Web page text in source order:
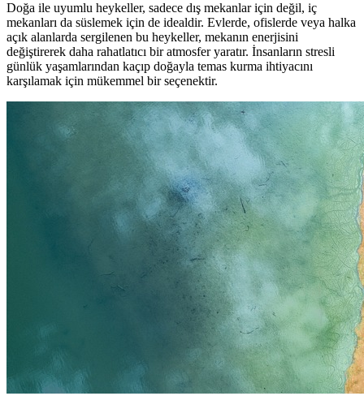
Doğa ile uyumlu heykeller, sadece dış mekanlar için değil, iç
mekanları da süslemek için de idealdir. Evlerde, ofislerde veya halka
açık alanlarda sergilenen bu heykeller, mekanın enerjisini
değiştirerek daha rahatlatıcı bir atmosfer yaratır. İnsanların stresli
günlük yaşamlarından kaçıp doğayla temas kurma ihtiyacını
karşılamak için mükemmel bir seçenektir.